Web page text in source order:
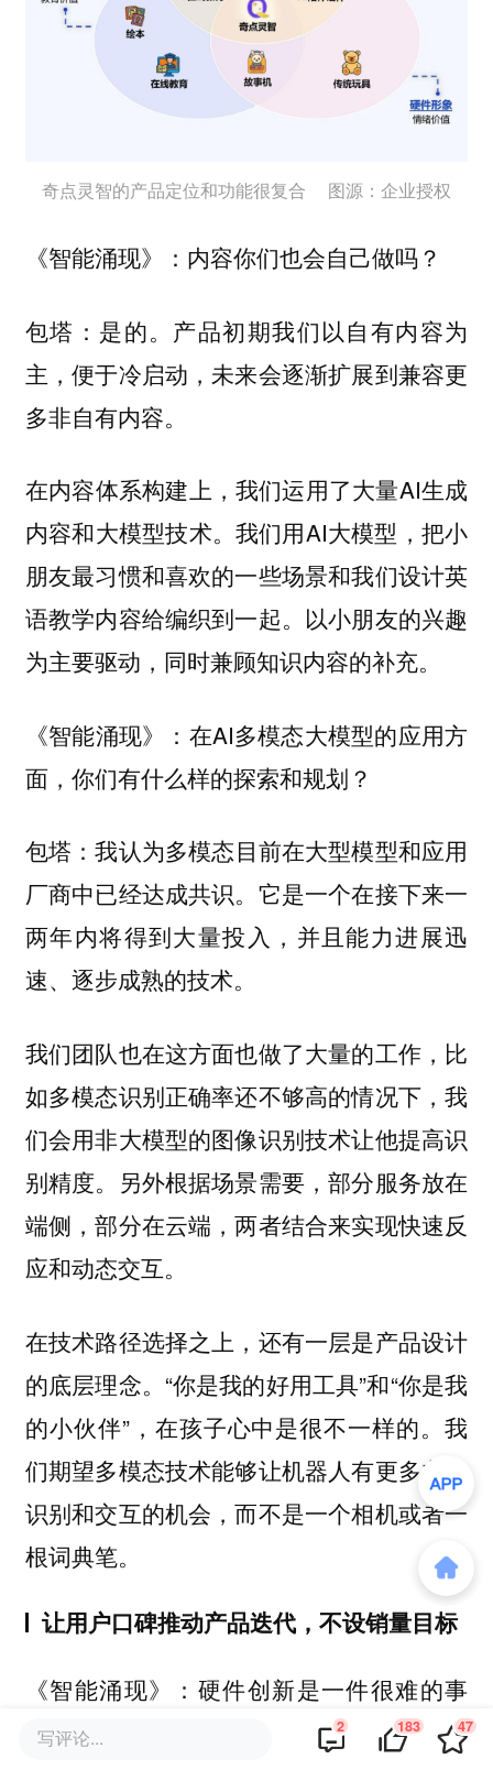
奇点灵智的产品定位和功能很复合 图源：企业授权
《智能涌现》： 内容你们也会自己做吗？
包塔： 是的。产品初期我们以自有内容为
主，便于冷启动，未来会逐渐扩展到兼容更
多非自有内容。
在内容体系构建上，我们运用了大量AI生成
内容和大模型技术。我们用AI大模型，把小
朋友最习惯和喜欢的一些场景和我们设计英
语教学内容给编织到一起。以小朋友的兴趣
为主要驱动，同时兼顾知识内容的补充。
《智能涌现》： 在AI多模态大模型的应用方
面，你们有什么样的探索和规划？
包塔：我认为多模态目前在大型模型和应用
厂商中已经达成共识。它是一个在接下来一
两年内将得到大量投入，并且能力进展迅
速、逐步成熟的技术。
我们团队也在这方面也做了大量的工作，比
如多模态识别正确率还不够高的情况下，我
们会用非大模型的图像识别技术让他提高识
别精度。另外根据场景需要，部分服务放在
端侧，部分在云端，两者结合来实现快速反
应和动态交互。
在技术路径选择之上，还有一层是产品设计
的底层理念。“你是我的好用工具”和“你是我
的小伙伴”，在孩子心中是很不一样的。我
们期望多模态技术能够让机器人有更多主动
识别和交互的机会，而不是一个相机或者一
根词典笔。
让用户口碑推动产品迭代，不设销量目标
《智能涌现》： 硬件创新是一件很难的事
情，很多硬件都是到了第二代、第三代才成
写评论... 2 183 47